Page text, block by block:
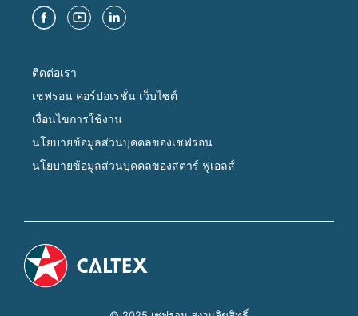
ติดต่อเรา
เชฟรอน คอร์ปอเรชั่น เว็บไซต์
เงื่อนไขการใช้งาน
นโยบายข้อมูลส่วนบุคคลของเชฟรอน
นโยบายข้อมูลส่วนบุคคลของสตาร์ ฟูเอลส์